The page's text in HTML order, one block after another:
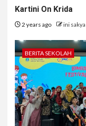
Kartini On Krida
2 years ago ini sakya
BERITA SEKOLAH